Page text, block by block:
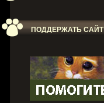
ПОДДЕРЖАТЬ САЙТ